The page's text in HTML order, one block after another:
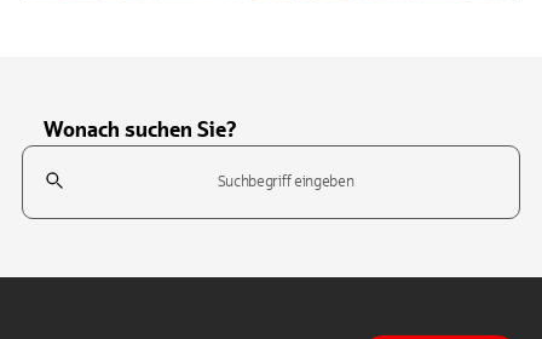
Wonach suchen Sie?
Suchfeld